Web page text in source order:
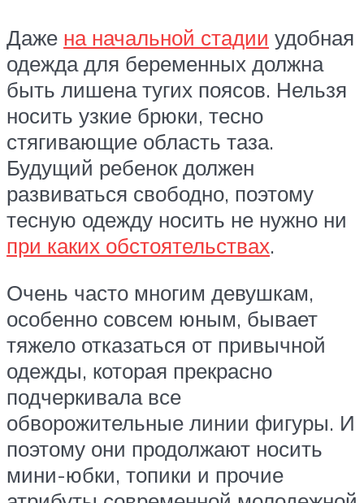
Даже на начальной стадии удобная
одежда для беременных должна
быть лишена тугих поясов. Нельзя
носить узкие брюки, тесно
стягивающие область таза.
Будущий ребенок должен
развиваться свободно, поэтому
тесную одежду носить не нужно ни
при каких обстоятельствах.
Очень часто многим девушкам,
особенно совсем юным, бывает
тяжело отказаться от привычной
одежды, которая прекрасно
подчеркивала все
обворожительные линии фигуры. И
поэтому они продолжают носить
мини-юбки, топики и прочие